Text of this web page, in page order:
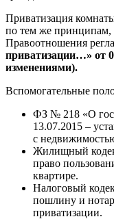
Приватизация
по тем же принципам,
Правоотношения
приватизации…» от
изменениями).
Вспомогательные
ФЗ № 218 «О
13.07.2015 –
с
Жилищный
право
квартире.
Налоговый
пошлину и
приватизации.